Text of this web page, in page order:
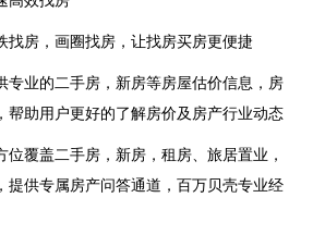
找房，画圈找房，让找房买房更便捷
专业的二手房，新房等房屋估价信息，房
帮助用户更好的了解房价及房产行业动态
位覆盖二手房，新房，租房、旅居置业，
提供专属房产问答通道，百万贝壳专业经